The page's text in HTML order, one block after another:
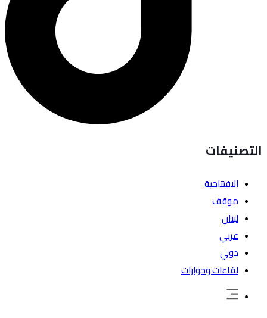
التصنيفات
الافتتاحية
موقف
لبنان
عربي
دولي
لقاءات وحوارات